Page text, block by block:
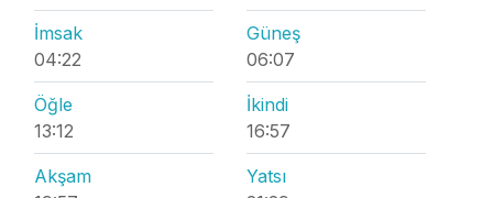
İmsak
04:22
Güneş
06:07
Öğle
13:12
İkindi
16:57
Akşam
Yatsı